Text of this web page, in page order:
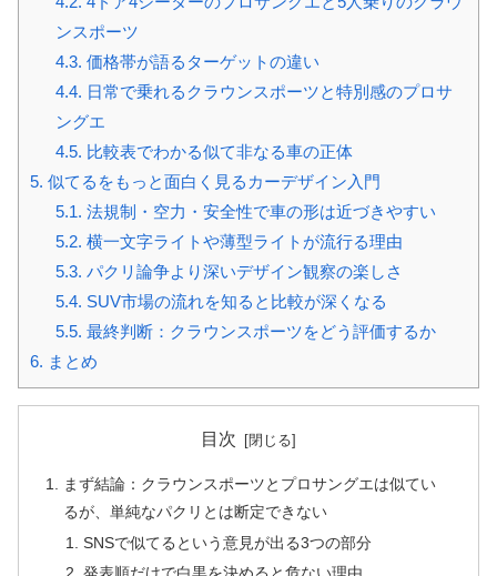
ンスポーツ
4.3. 価格帯が語るターゲットの違い
4.4. 日常で乗れるクラウンスポーツと特別感のプロサ
ングエ
4.5. 比較表でわかる似て非なる車の正体
5. 似てるをもっと面白く見るカーデザイン入門
5.1. 法規制・空力・安全性で車の形は近づきやすい
5.2. 横一文字ライトや薄型ライトが流行る理由
5.3. パクリ論争より深いデザイン観察の楽しさ
5.4. SUV市場の流れを知ると比較が深くなる
5.5. 最終判断：クラウンスポーツをどう評価するか
6. まとめ
目次
まず結論：クラウンスポーツとプロサングエは似てい
るが、単純なパクリとは断定できない
SNSで似てるという意見が出る3つの部分